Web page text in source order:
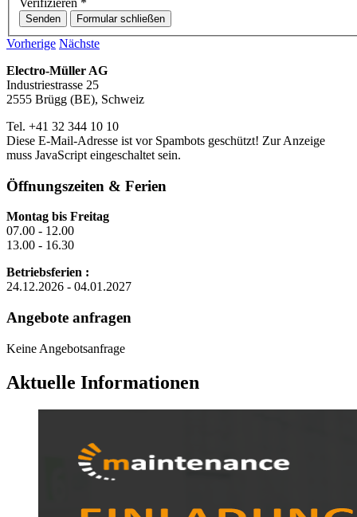
Verifizieren *
Senden Formular schließen
Vorherige Nächste
Electro-Müller AG
Industriestrasse 25
2555 Brügg (BE), Schweiz
Tel. +41 32 344 10 10
Diese E-Mail-Adresse ist vor Spambots geschützt! Zur Anzeige
muss JavaScript eingeschaltet sein.
Öffnungszeiten & Ferien
Montag bis Freitag
07.00 - 12.00
13.00 - 16.30
Betriebsferien :
24.12.2026 - 04.01.2027
Angebote anfragen
Keine Angebotsanfrage
Aktuelle Informationen